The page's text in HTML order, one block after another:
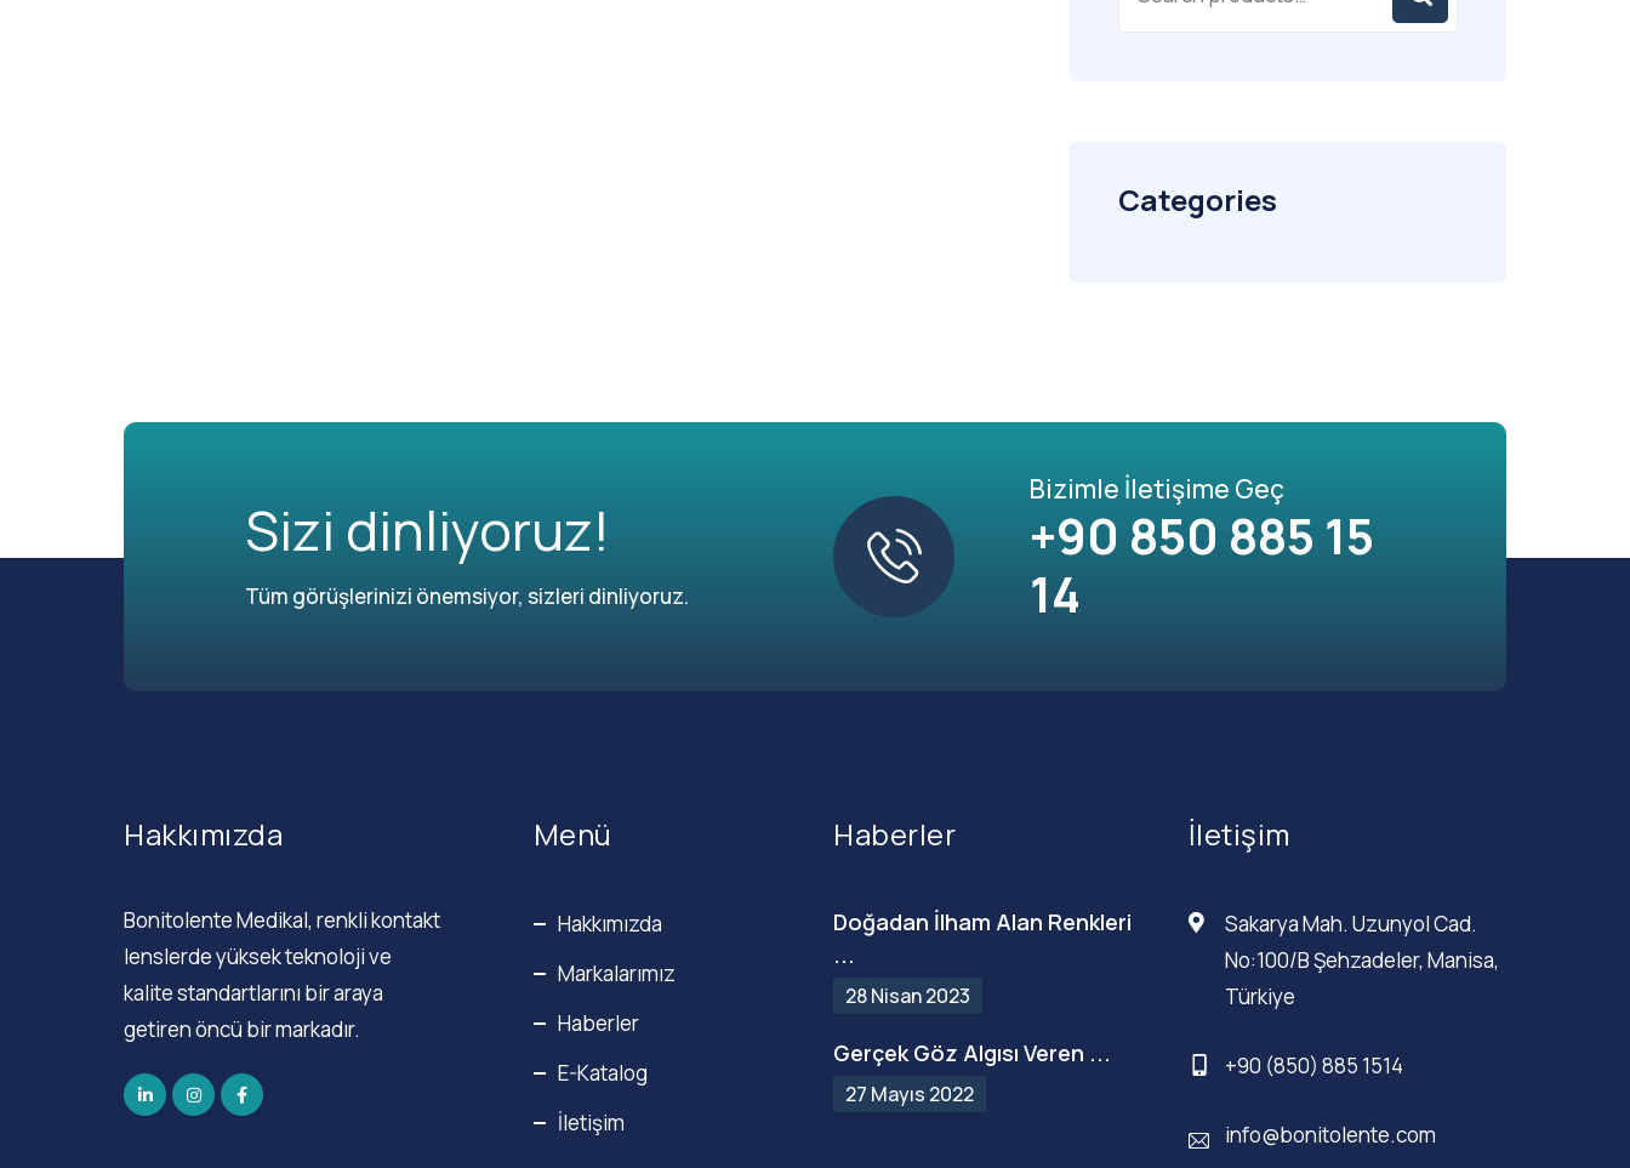
Categories
Sizi dinliyoruz!
Tüm görüşlerinizi önemsiyor, sizleri dinliyoruz.
Bizimle İletişime Geç
+90 850 885 15
14
Hakkımızda
Bonitolente Medikal, renkli kontakt
lenslerde yüksek teknoloji ve
kalite standartlarını bir araya
getiren öncü bir markadır.
Menü
Hakkımızda
Markalarımız
Haberler
E-Katalog
İletişim
Haberler
Doğadan İlham Alan Renkleri
...
28 Nisan 2023
Gerçek Göz Algısı Veren ...
27 Mayıs 2022
İletişim
Sakarya Mah. Uzunyol Cad.
No:100/B Şehzadeler, Manisa,
Türkiye
+90 (850) 885 1514
info@bonitolente.com